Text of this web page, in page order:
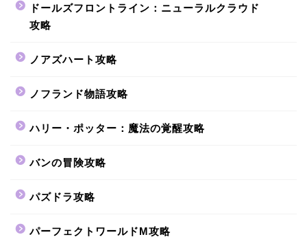
ドールズフロントライン：ニューラルクラウド
攻略
ノアズハート攻略
ノフランド物語攻略
ハリー・ポッター：魔法の覚醒攻略
バンの冒険攻略
パズドラ攻略
パーフェクトワールドM攻略